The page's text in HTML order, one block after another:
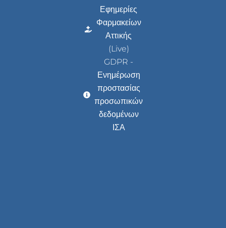
Εφημερίες
Φαρμακείων
Αττικής
(Live)
GDPR -
Ενημέρωση
προστασίας
προσωπικών
δεδομένων
ΙΣΑ